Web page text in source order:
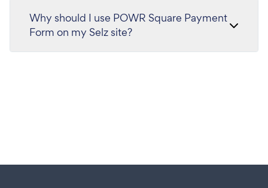
Why should I use POWR Square Payment
Form on my Selz site?